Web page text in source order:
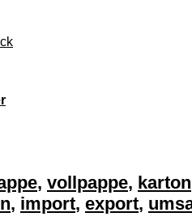
, vollpappe, karton
, import, export,